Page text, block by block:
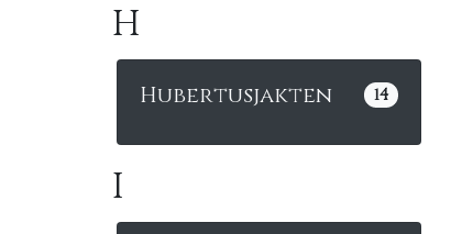
H
14
Hubertusjakten
I